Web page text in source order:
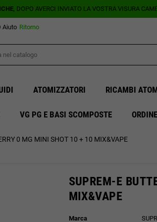
, DOPO AVERCI INVIATO LA VOSTRA VISURA
Aiuto Ritorno
ATOMIZZATORI RICAMBI
VG PG E BASI SCOMPOSTE
0 MG MINI SHOT 10 + 10 MIX&VAPE
SUPREM-E
MIX&VAPE
Marca